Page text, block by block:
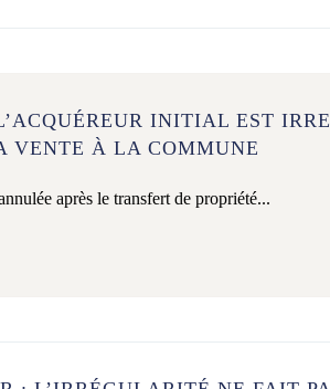
INITIAL EST
VENTE À LA COMMUNE
après le transfert de propriété...
les cookies
cookies techniques pour assurer le bon
collecter des statistiques de visite.